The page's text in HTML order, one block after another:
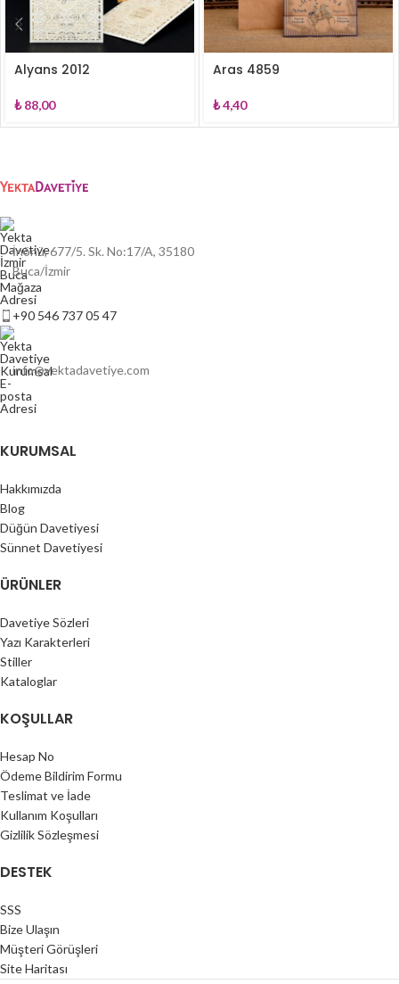
Alyans 2012
₺88,00
Aras 4859
₺4,40
İnönü, 677/5. Sk. No:17/A, 35180
Buca/İzmir
+90 546 737 05 47
info@yektadavetiye.com
KURUMSAL
Hakkımızda
Blog
Düğün Davetiyesi
Sünnet Davetiyesi
ÜRÜNLER
Davetiye Sözleri
Yazı Karakterleri
Stiller
Kataloglar
KOŞULLAR
Hesap No
Ödeme Bildirim Formu
Teslimat ve İade
Kullanım Koşulları
Gizlilik Sözleşmesi
DESTEK
SSS
Bize Ulaşın
Müşteri Görüşleri
Site Haritası